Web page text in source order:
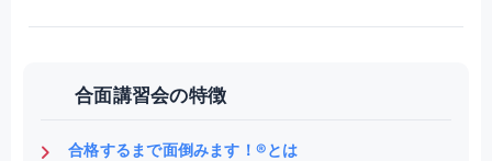
合面講習会の特徴
合格するまで面倒みます！®とは